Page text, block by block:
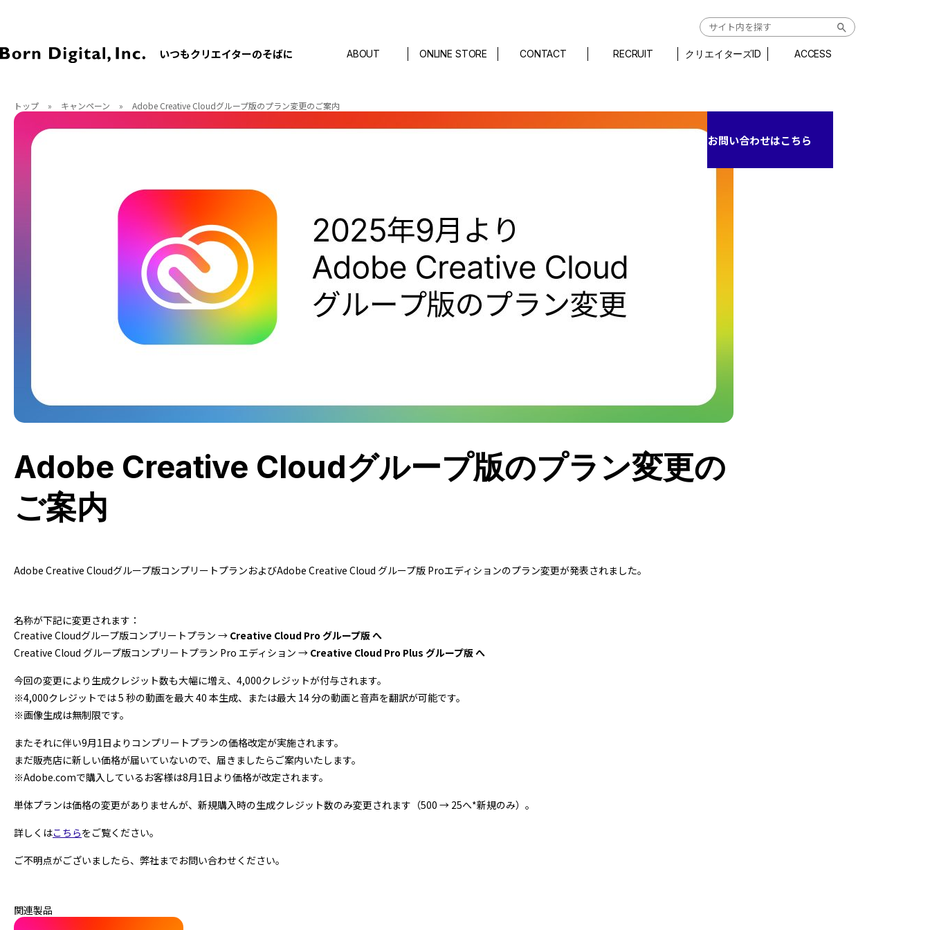
いつもクリエイターのそばに ABOUT ONLINE STORE CONTACT RECRUIT クリエイターズID ACCESS
トップ » キャンペーン » Adobe Creative Cloudグループ版のプラン変更のご案内
Adobe Creative Cloudグループ版のプラン変更の
ご案内
Adobe Creative Cloudグループ版コンプリートプランおよびAdobe Creative Cloud グループ版 Proエディションのプラン変更が発表されました。
名称が下記に変更されます：
Creative Cloudグループ版コンプリートプラン → Creative Cloud Pro グループ版 へ
Creative Cloud グループ版コンプリートプラン Pro エディション → Creative Cloud Pro Plus グループ版 へ
今回の変更により生成クレジット数も大幅に増え、4,000クレジットが付与されます。
※4,000クレジットでは 5 秒の動画を最大 40 本生成、または最大 14 分の動画と音声を翻訳が可能です。
※画像生成は無制限です。
またそれに伴い9月1日よりコンプリートプランの価格改定が実施されます。
まだ販売店に新しい価格が届いていないので、届きましたらご案内いたします。
※Adobe.comで購入しているお客様は8月1日より価格が改定されます。
単体プランは価格の変更がありませんが、新規購入時の生成クレジット数のみ変更されます（500 → 25へ*新規のみ）。
詳しくはこちらをご覧ください。
ご不明点がございましたら、弊社までお問い合わせください。
関連製品
お問い合わせはこちら